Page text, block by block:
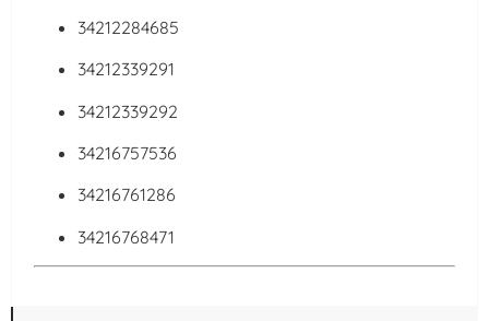
34212284685
34212339291
34212339292
34216757536
34216761286
34216768471